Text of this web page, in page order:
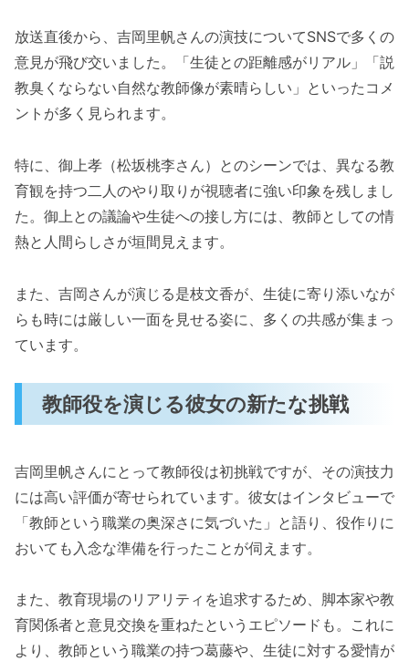
放送直後から、吉岡里帆さんの演技についてSNSで多くの
意見が飛び交いました。「生徒との距離感がリアル」「説
教臭くならない自然な教師像が素晴らしい」といったコメ
ントが多く見られます。
特に、御上孝（松坂桃李さん）とのシーンでは、異なる教
育観を持つ二人のやり取りが視聴者に強い印象を残しまし
た。御上との議論や生徒への接し方には、教師としての情
熱と人間らしさが垣間見えます。
また、吉岡さんが演じる是枝文香が、生徒に寄り添いなが
らも時には厳しい一面を見せる姿に、多くの共感が集まっ
ています。
教師役を演じる彼女の新たな挑戦
吉岡里帆さんにとって教師役は初挑戦ですが、その演技力
には高い評価が寄せられています。彼女はインタビューで
「教師という職業の奥深さに気づいた」と語り、役作りに
おいても入念な準備を行ったことが伺えます。
また、教育現場のリアリティを追求するため、脚本家や教
育関係者と意見交換を重ねたというエピソードも。これに
より、教師という職業の持つ葛藤や、生徒に対する愛情が